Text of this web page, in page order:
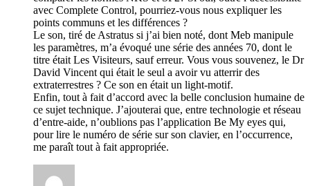
avec Complete Control, pourriez-vous nous expliquer les
points communs et les différences ?
Le son, tiré de Astratus si j’ai bien noté, dont Meb manipule
les paramètres, m’a évoqué une série des années 70, dont le
titre était Les Visiteurs, sauf erreur. Vous vous souvenez, le Dr
David Vincent qui était le seul a avoir vu atterrir des
extraterrestres ? Ce son en était un light-motif.
Enfin, tout à fait d’accord avec la belle conclusion humaine de
ce sujet technique. J’ajouterai que, entre technologie et réseau
d’entre-aide, n’oublions pas l’application Be My eyes qui,
pour lire le numéro de série sur son clavier, en l’occurrence,
me paraît tout à fait appropriée.